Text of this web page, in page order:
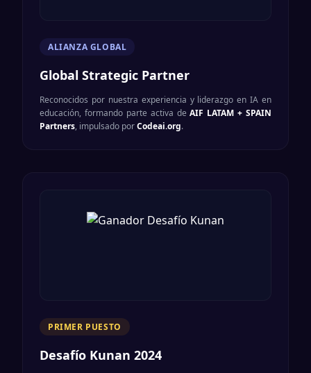
ALIANZA GLOBAL
Global Strategic Partner
Reconocidos por nuestra experiencia y liderazgo en IA en
educación, formando parte activa deAIF LATAM + SPAIN
Partners, impulsado porCodeai.org.
PRIMER PUESTO
Desafío Kunan 2024